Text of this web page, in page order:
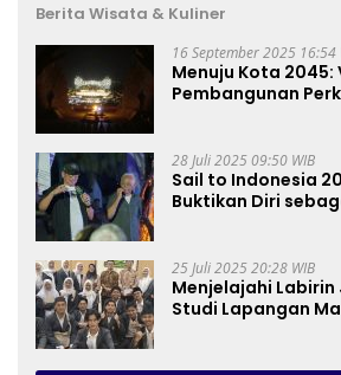
Berita Wisata & Kuliner
16 September 2025 16:54
Menuju Kota 2045:
Pembangunan
28 Juli 2025 09:50 WIB
Sail to Indonesia
Buktikan Diri
25 Juli 2025 20:28 WIB
Menjelajahi Labirin
Studi Lapangan